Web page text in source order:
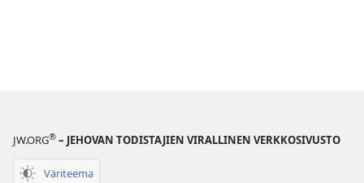
JW.ORG® – JEHOVAN TODISTAJIEN VIRALLINEN VERKKOSIVUSTO
Väriteema